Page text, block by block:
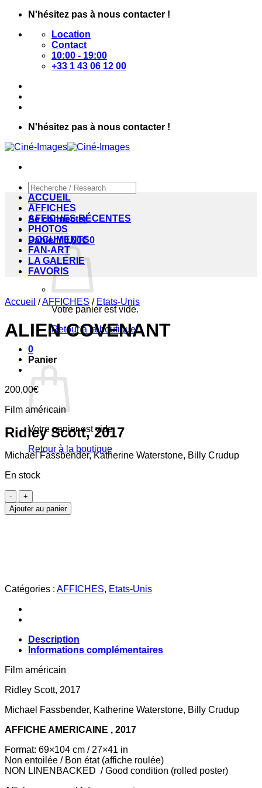
Passer
contenu
N'hésitez pas à nous contacter !
Location
Contact
10:00 - 19:00
+33 1 43 06 12 00
N'hésitez pas à nous contacter !
Recherche
pour :
Se connecter
Panier /0,00€ 0
Votre panier est vide.
Retour à la boutique
0
Panier
Votre panier est vide.
Retour à la boutique
ACCUEIL
AFFICHES
AFFICHES RÉCENTES
PHOTOS
DOCUMENTS
FAN-ART
LA GALERIE
FAVORIS
Accueil /AFFICHES / Etats-Unis
ALIEN COVENANT
200,00€
Film américain
Ridley Scott, 2017
Michael Fassbender, Katherine Waterstone, Billy Crudup
En stock
quantité
de
ALIEN
Ajouter au panier
Catégories : AFFICHES, Etats-Unis
Description
Informations complémentaires
Film américain
Ridley Scott, 2017
Michael Fassbender, Katherine Waterstone, Billy Crudup
AFFICHE AMERICAINE , 2017
Format: 69×104 cm / 27×41 in
Non entoilée / Bon état (affiche roulée)
NON LINENBACKED / Good condition (rolled poster)